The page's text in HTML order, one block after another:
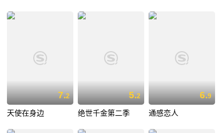
7.2
天使在身边
5.2
绝世千金第二季
6.9
通感恋人